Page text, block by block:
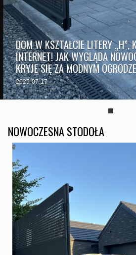
DOM W KSZTAŁCIE LITERY „H”,
INTERNET! JAK WYGLĄDA
KRYJE SIĘ ZA MODNYM
2025-07-17
NOWOCZESNA STODOŁA